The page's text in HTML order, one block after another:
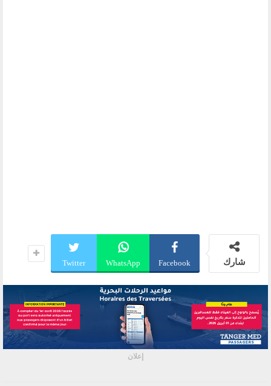
شارك Facebook
WhatsApp
Twitter
إعلان